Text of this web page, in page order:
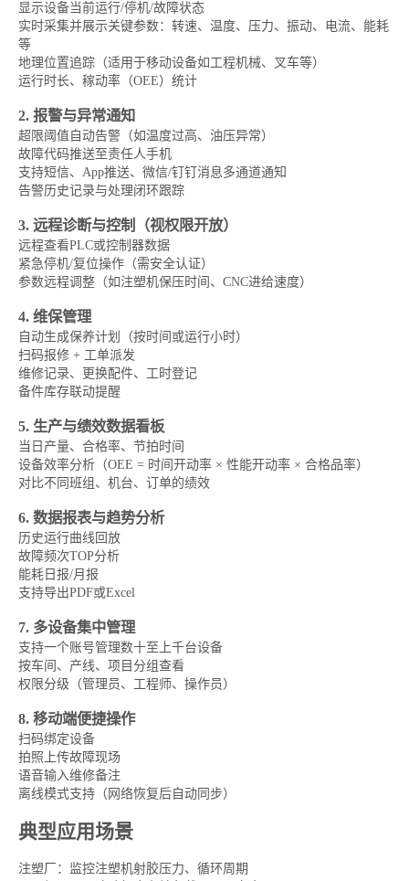
显示设备当前运行/停机/故障状态
实时采集并展示关键参数：转速、温度、压力、振动、电流、能耗
等
地理位置追踪（适用于移动设备如工程机械、叉车等）
运行时长、稼动率（OEE）统计
2. 报警与异常通知
超限阈值自动告警（如温度过高、油压异常）
故障代码推送至责任人手机
支持短信、App推送、微信/钉钉消息多通道通知
告警历史记录与处理闭环跟踪
3. 远程诊断与控制（视权限开放）
远程查看PLC或控制器数据
紧急停机/复位操作（需安全认证）
参数远程调整（如注塑机保压时间、CNC进给速度）
4. 维保管理
自动生成保养计划（按时间或运行小时）
扫码报修 + 工单派发
维修记录、更换配件、工时登记
备件库存联动提醒
5. 生产与绩效数据看板
当日产量、合格率、节拍时间
设备效率分析（OEE = 时间开动率 × 性能开动率 × 合格品率）
对比不同班组、机台、订单的绩效
6. 数据报表与趋势分析
历史运行曲线回放
故障频次TOP分析
能耗日报/月报
支持导出PDF或Excel
7. 多设备集中管理
支持一个账号管理数十至上千台设备
按车间、产线、项目分组查看
权限分级（管理员、工程师、操作员）
8. 移动端便捷操作
扫码绑定设备
拍照上传故障现场
语音输入维修备注
离线模式支持（网络恢复后自动同步）
典型应用场景
注塑厂：监控注塑机射胶压力、循环周期